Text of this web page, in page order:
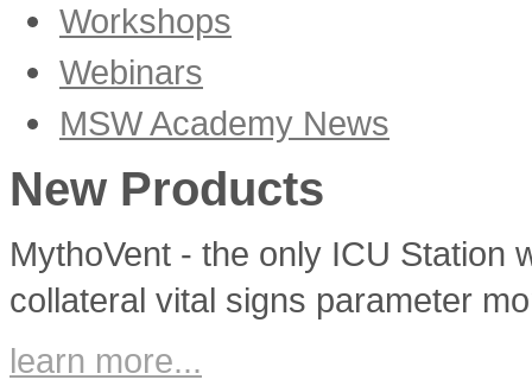
Workshops
Webinars
MSW Academy News
New Products
MythoVent - the only ICU Station
collateral vital signs parameter
learn more...